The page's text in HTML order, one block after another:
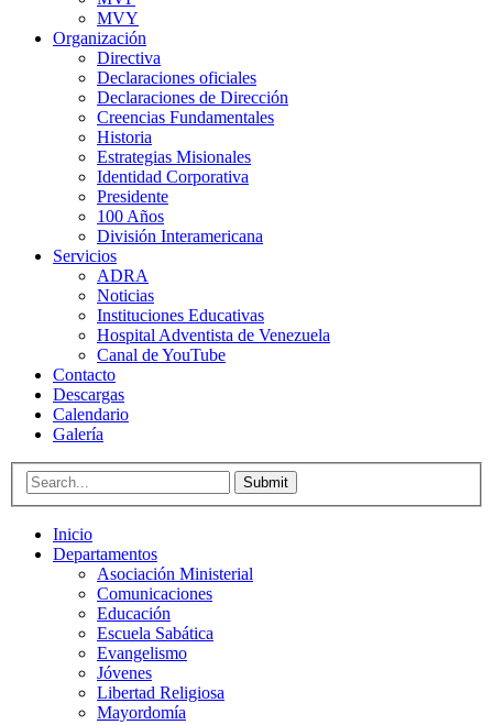
MVY
Organización
Directiva
Declaraciones oficiales
Declaraciones de Dirección
Creencias Fundamentales
Historia
Estrategias Misionales
Identidad Corporativa
Presidente
100 Años
División Interamericana
Servicios
ADRA
Noticias
Instituciones Educativas
Hospital Adventista de Venezuela
Canal de YouTube
Contacto
Descargas
Calendario
Galería
Submit
Inicio
Departamentos
Asociación Ministerial
Comunicaciones
Educación
Escuela Sabática
Evangelismo
Jóvenes
Libertad Religiosa
Mayordomía